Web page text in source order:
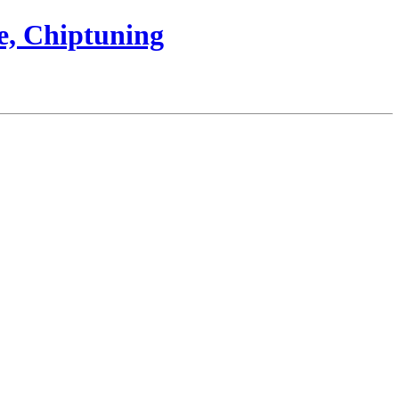
Chiptuning